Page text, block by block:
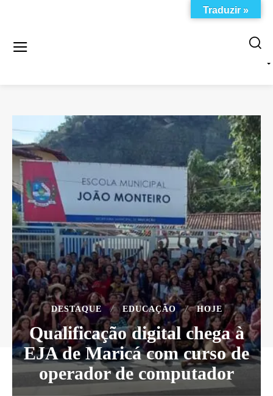
DESTAQUE EDUCAÇÃO HOJE
Qualificação digital chega à
EJA de Maricá com curso de
operador de computador
Traduzir »